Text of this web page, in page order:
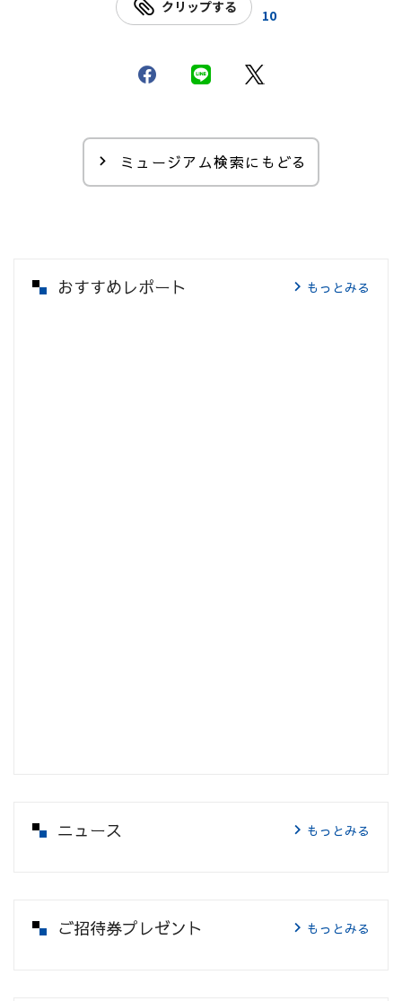
クリップする 10
ミュージアム検索にもどる
おすすめレポート もっとみる
ニュース もっとみる
ご招待券プレゼント もっとみる